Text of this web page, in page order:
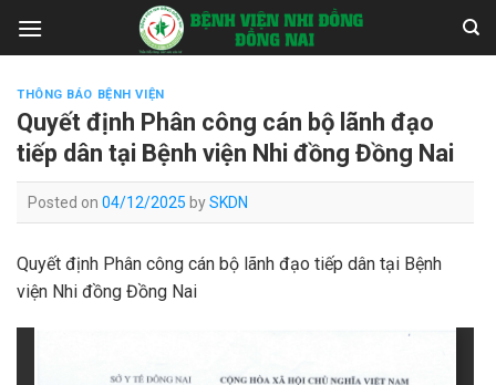
THÔNG BÁO BỆNH VIỆN
Quyết định Phân công cán bộ lãnh đạo
tiếp dân tại Bệnh viện Nhi đồng Đồng Nai
Posted on 04/12/2025 bySKDN
Quyết định Phân công cán bộ lãnh đạo tiếp dân tại Bệnh
viện Nhi đồng Đồng Nai